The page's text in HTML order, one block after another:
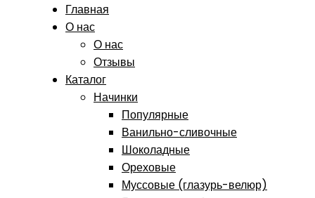
Главная
О нас
О нас
Отзывы
Каталог
Начинки
Популярные
Ванильно-сливочные
Шоколадные
Ореховые
Муссовые (глазурь-велюр)